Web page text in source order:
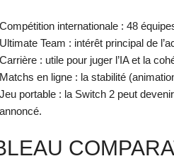
Compétition internationale : 48
Ultimate Team : intérêt principal de
Carrière : utile pour juger l’IA et la
Matchs en ligne : la stabilité
Jeu portable : la Switch 2 peut
annoncé.